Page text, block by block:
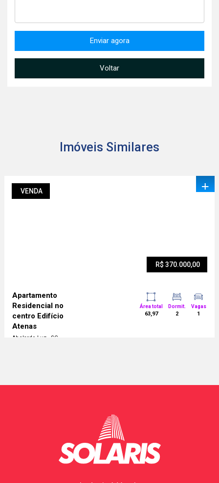
Enviar agora
Voltar
Imóveis Similares
VENDA +
R$ 370.000,00
Apartamento
Residencial no
centro Edifício
Atenas
Abelardo Luz - SC
Área total
63,97
Dormit.
2
Vagas
1